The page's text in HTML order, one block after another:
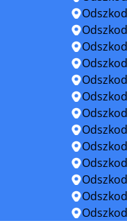
Sulejów
Tuszyn
Zelów
Żychlin